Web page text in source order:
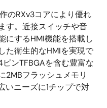
キー構成で最大17 キーに
クス構成により最大64
イレベルなRoot-of-
のRXv3コアにより優れ
す。近接スイッチや音
にするHMI機能を搭載し
た衛生的なHMIを実現で
ンTFBGAを含む豊富な
2MBフラッシュメモリ
いニーズに1チップで対